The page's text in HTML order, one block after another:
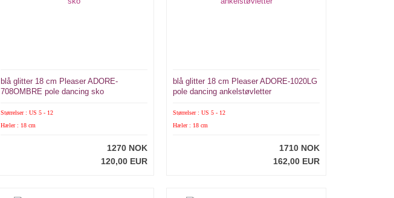
blå glitter 18 cm Pleaser ADORE-
708OMBRE pole dancing sko
Størrelser : US 5 - 12
Hæler : 18 cm
1270 NOK
120,00 EUR
blå glitter 18 cm Pleaser ADORE-1020LG
pole dancing ankelstøvletter
Størrelser : US 5 - 12
Hæler : 18 cm
1710 NOK
162,00 EUR